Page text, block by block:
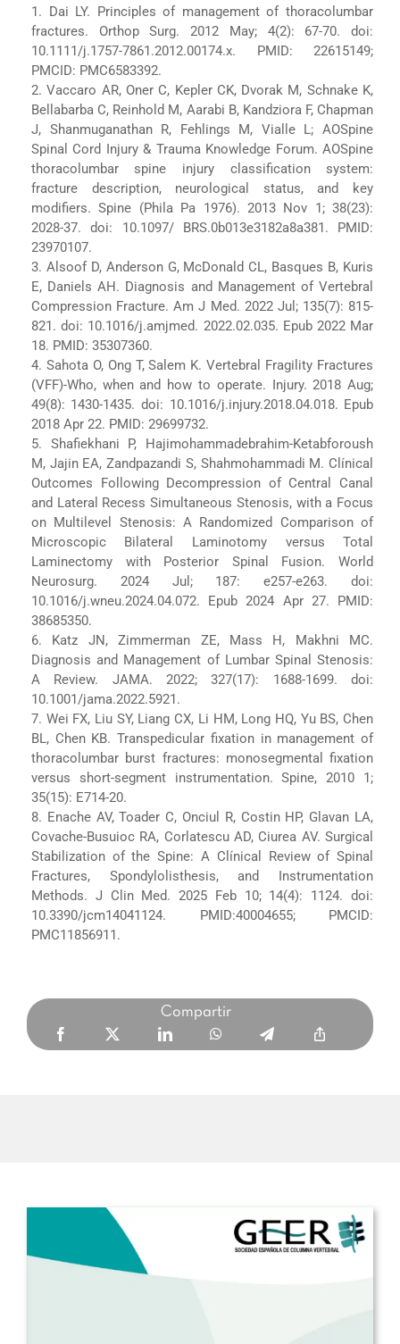
1. Dai LY. Principles of management of thoracolumbar
fractures. Orthop Surg. 2012 May; 4(2): 67-70. doi:
10.1111/j.1757-7861.2012.00174.x. PMID: 22615149;
PMCID: PMC6583392.
2. Vaccaro AR, Oner C, Kepler CK, Dvorak M, Schnake K,
Bellabarba C, Reinhold M, Aarabi B, Kandziora F, Chapman
J, Shanmuganathan R, Fehlings M, Vialle L; AOSpine
Spinal Cord Injury & Trauma Knowledge Forum. AOSpine
thoracolumbar spine injury classification system:
fracture description, neurological status, and key
modifiers. Spine (Phila Pa 1976). 2013 Nov 1; 38(23):
2028-37. doi: 10.1097/ BRS.0b013e3182a8a381. PMID:
23970107.
3. Alsoof D, Anderson G, McDonald CL, Basques B, Kuris
E, Daniels AH. Diagnosis and Management of Vertebral
Compression Fracture. Am J Med. 2022 Jul; 135(7): 815-
821. doi: 10.1016/j.amjmed. 2022.02.035. Epub 2022 Mar
18. PMID: 35307360.
4. Sahota O, Ong T, Salem K. Vertebral Fragility Fractures
(VFF)-Who, when and how to operate. Injury. 2018 Aug;
49(8): 1430-1435. doi: 10.1016/j.injury.2018.04.018. Epub
2018 Apr 22. PMID: 29699732.
5. Shafiekhani P, Hajimohammadebrahim-Ketabforoush
M, Jajin EA, Zandpazandi S, Shahmohammadi M. Clínical
Outcomes Following Decompression of Central Canal
and Lateral Recess Simultaneous Stenosis, with a Focus
on Multilevel Stenosis: A Randomized Comparison of
Microscopic Bilateral Laminotomy versus Total
Laminectomy with Posterior Spinal Fusion. World
Neurosurg. 2024 Jul; 187: e257-e263. doi:
10.1016/j.wneu.2024.04.072. Epub 2024 Apr 27. PMID:
38685350.
6. Katz JN, Zimmerman ZE, Mass H, Makhni MC.
Diagnosis and Management of Lumbar Spinal Stenosis:
A Review. JAMA. 2022; 327(17): 1688-1699. doi:
10.1001/jama.2022.5921.
7. Wei FX, Liu SY, Liang CX, Li HM, Long HQ, Yu BS, Chen
BL, Chen KB. Transpedicular fixation in management of
thoracolumbar burst fractures: monosegmental fixation
versus short-segment instrumentation. Spine, 2010 1;
35(15): E714-20.
8. Enache AV, Toader C, Onciul R, Costin HP, Glavan LA,
Covache-Busuioc RA, Corlatescu AD, Ciurea AV. Surgical
Stabilization of the Spine: A Clínical Review of Spinal
Fractures, Spondylolisthesis, and Instrumentation
Methods. J Clin Med. 2025 Feb 10; 14(4): 1124. doi:
10.3390/jcm14041124. PMID:40004655; PMCID:
PMC11856911.
Compartir